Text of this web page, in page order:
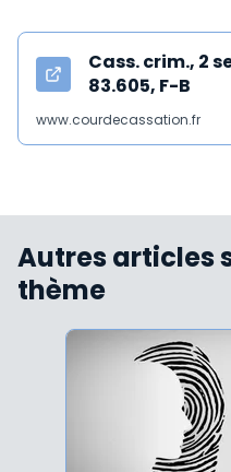
Cass. crim., 2
83.605, F-B
www.courdecassation.fr
Autres articles
thème